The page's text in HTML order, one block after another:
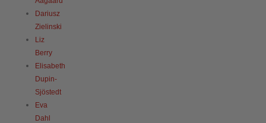
Dariusz
Zielinski
Liz
Berry
Elisabeth
Dupin-
Sjöstedt
Eva
Dahl